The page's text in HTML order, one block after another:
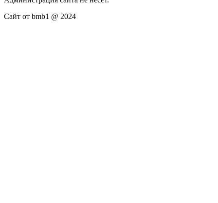
Сайт от bmb1 @ 2024